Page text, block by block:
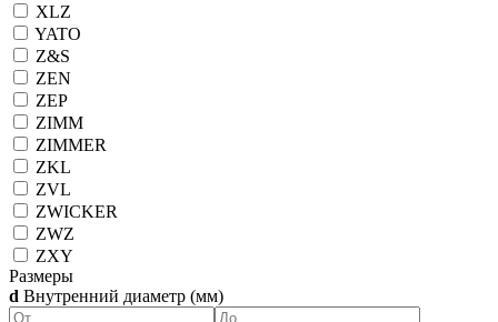
XLZ
YATO
Z&S
ZEN
ZEP
ZIMM
ZIMMER
ZKL
ZVL
ZWICKER
ZWZ
ZXY
Размеры
d Внутренний диаметр (мм)